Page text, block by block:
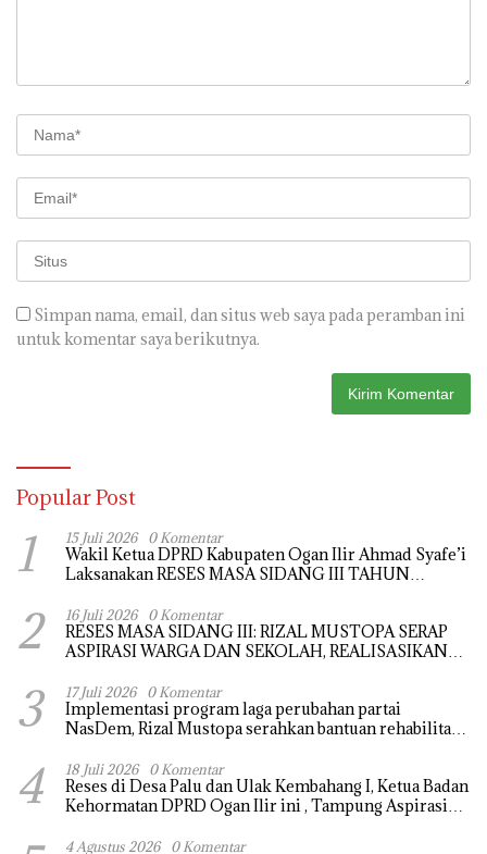
Simpan nama, email, dan situs web saya pada peramban ini
untuk komentar saya berikutnya.
Popular Post
1 15 Juli 2026 0 Komentar
Wakil Ketua DPRD Kabupaten Ogan Ilir Ahmad Syafe’i
Laksanakan RESES MASA SIDANG III TAHUN
Masyarakat
2 16 Juli 2026 0 Komentar
RESES MASA SIDANG III: RIZAL MUSTOPA SERAP
ASPIRASI WARGA DAN SEKOLAH, REALISASIKAN
3 17 Juli 2026 0 Komentar
Implementasi program laga perubahan partai
NasDem, Rizal Mustopa serahkan bantuan rehabilitasi
4 18 Juli 2026 0 Komentar
Reses di Desa Palu dan Ulak Kembahang I, Ketua Badan
Kehormatan DPRD Ogan Ilir ini , Tampung Aspirasi
4 Agustus 2026 0 Komentar